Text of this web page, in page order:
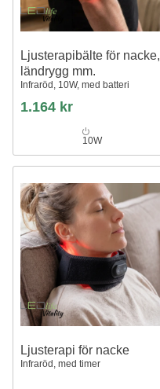
Ljusterapibälte för nacke,
ländrygg mm.
Infraröd, 10W, med batteri
1.164 kr
10W
Ljusterapi för nacke
Infraröd, med timer